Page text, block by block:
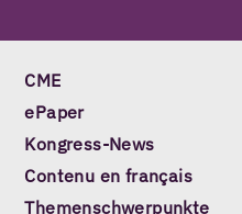
CME
ePaper
Kongress-News
Contenu en français
Themenschwerpunkte